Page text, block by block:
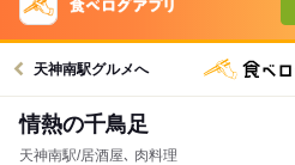
天神南駅グルメへ
情熱の千鳥足
天神南駅/居酒屋､ 肉料理